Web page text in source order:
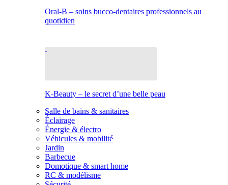
Oral-B – soins bucco-dentaires professionnels au
quotidien
K-Beauty – le secret d’une belle peau
Salle de bains & sanitaires
Éclairage
Énergie & électro
Véhicules & mobilité
Jardin
Barbecue
Domotique & smart home
RC & modélisme